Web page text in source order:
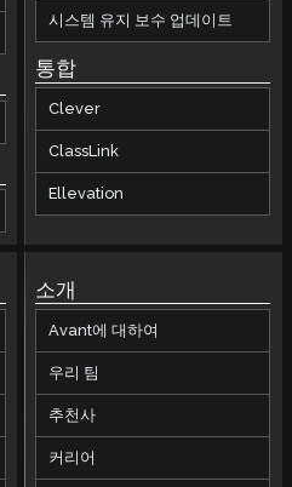
시스템 유지 보수 업데이트
통합
Clever
ClassLink
Ellevation
소개
Avant에 대하여
우리 팀
추천사
커리어